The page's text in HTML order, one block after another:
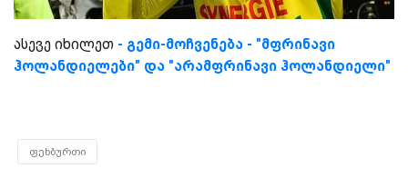
ასევე იხილეთ - გემი-მოჩვენება - "მფრინავი
ჰოლანდიელები" და "არამფრინავი ჰოლანდიელი"
ფეხბურთი